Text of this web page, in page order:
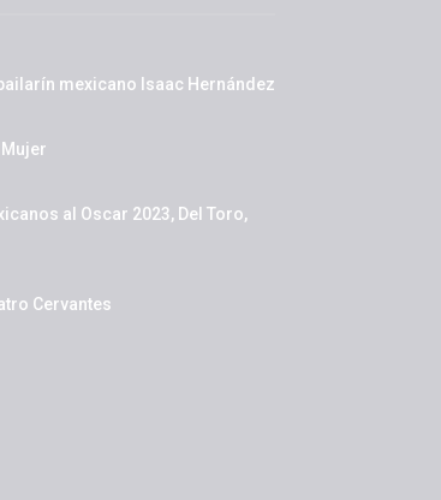
mexicano Isaac Hernández
al Oscar 2023, Del Toro,
Cervantes